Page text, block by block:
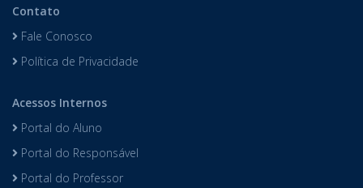
Contato
Fale Conosco
Política de Privacidade
Acessos Internos
Portal do Aluno
Portal do Responsável
Portal do Professor